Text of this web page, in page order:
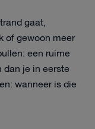
gaat,
of gewoon meer
een ruime
je in eerste
wanneer is die